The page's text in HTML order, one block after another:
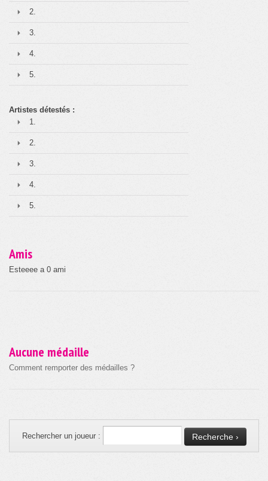
2.
3.
4.
5.
Artistes détestés :
1.
2.
3.
4.
5.
Amis
Esteeee a 0 ami
Aucune médaille
Comment remporter des médailles ?
Rechercher un joueur :